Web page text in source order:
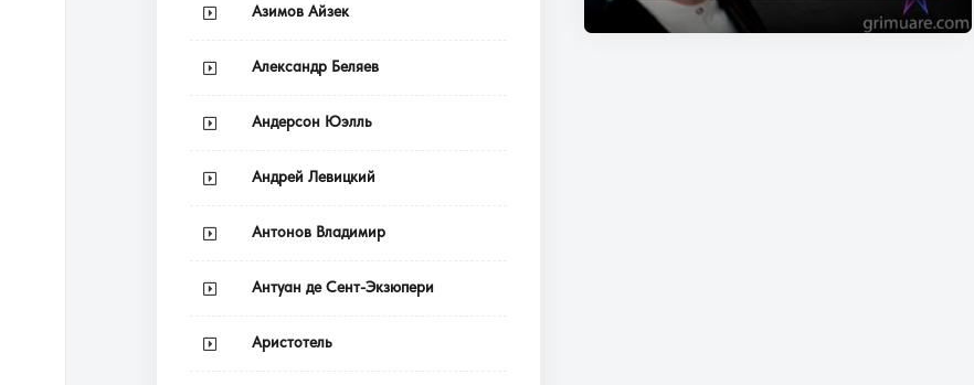
Азимов Айзек
Александр Беляев
Андерсон Юэлль
Андрей Левицкий
Антонов Владимир
Антуан де Сент-Экзюпери
Аристотель